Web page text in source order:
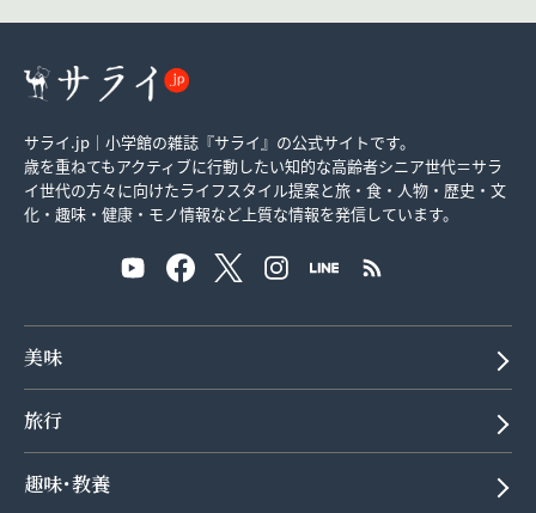
サライ.jp｜小学館の雑誌『サライ』の公式サイトです。
歳を重ねてもアクティブに行動したい知的な高齢者シニア世代＝サラ
イ世代の方々に向けたライフスタイル提案と旅・食・人物・歴史・文
化・趣味・健康・モノ情報など上質な情報を発信しています。
美味
旅行
趣味･教養